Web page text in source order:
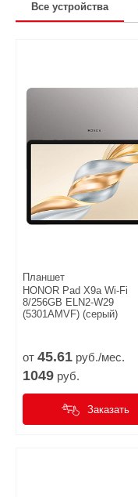
Все устройства
Планшет
HONOR Pad X9a Wi-Fi
8/256GB ELN2-W29
(5301AMVF) (серый)
от 45.61 руб./мес.
1049 руб.
Заказать